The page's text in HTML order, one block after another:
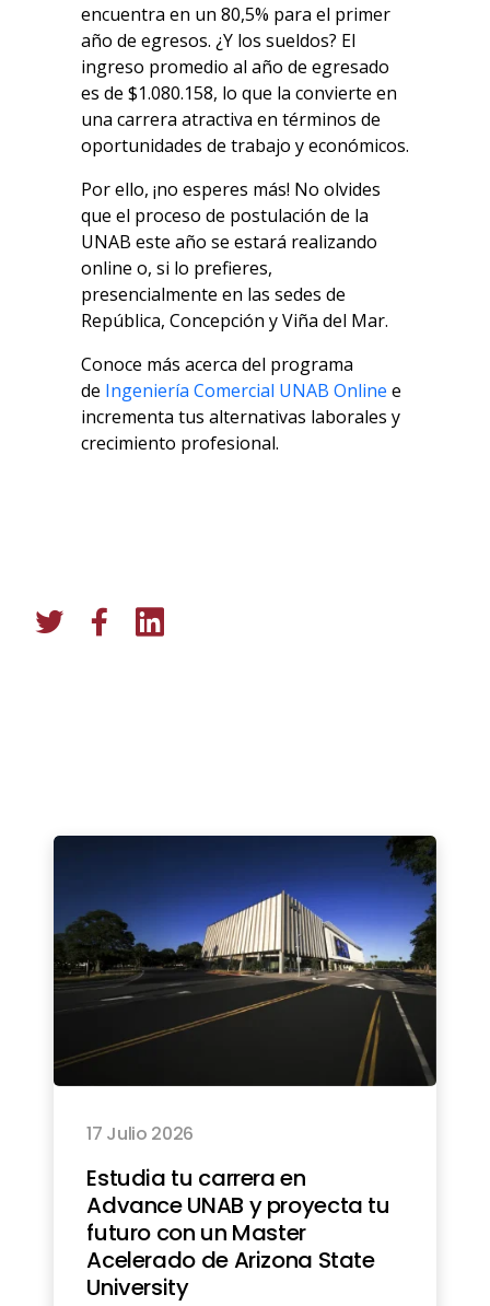
encuentra en un 80,5% para el primer
año de egresos. ¿Y los sueldos? El
ingreso promedio al año de egresado
es de $1.080.158, lo que la convierte en
una carrera atractiva en términos de
oportunidades de trabajo y económicos.
Por ello, ¡no esperes más! No olvides
que el proceso de postulación de la
UNAB este año se estará realizando
online o, si lo prefieres,
presencialmente en las sedes de
República, Concepción y Viña del Mar.
Conoce más acerca del programa
de Ingeniería Comercial UNAB Online e
incrementa tus alternativas laborales y
crecimiento profesional.
17 Julio 2026
Estudia tu carrera en
Advance UNAB y proyecta tu
futuro con un Master
Acelerado de Arizona State
University